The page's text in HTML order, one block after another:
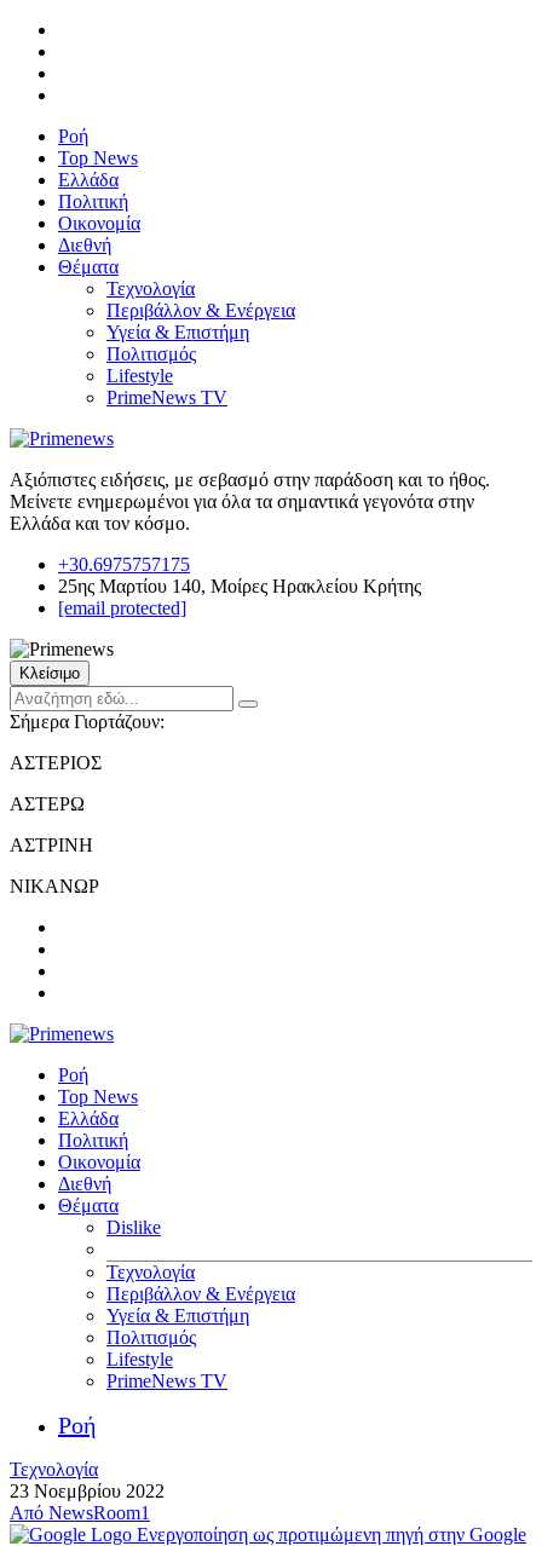
Ροή
Top News
Ελλάδα
Πολιτική
Οικονομία
Διεθνή
Θέματα
Τεχνολογία
Περιβάλλον & Ενέργεια
Υγεία & Επιστήμη
Πολιτισμός
Lifestyle
PrimeNews TV
Αξιόπιστες ειδήσεις, με σεβασμό στην παράδοση και το ήθος.
Μείνετε ενημερωμένοι για όλα τα σημαντικά γεγονότα στην
Ελλάδα και τον κόσμο.
+30.6975757175
25ης Μαρτίου 140, Μοίρες Ηρακλείου Κρήτης
[email protected]
Κλείσιμο
Σήμερα Γιορτάζουν:
ΑΣΤΕΡΙΟΣ
ΑΣΤΕΡΩ
ΑΣΤΡΙΝΗ
ΝΙΚΑΝΩΡ
Ροή
Top News
Ελλάδα
Πολιτική
Οικονομία
Διεθνή
Θέματα
Dislike
Τεχνολογία
Περιβάλλον & Ενέργεια
Υγεία & Επιστήμη
Πολιτισμός
Lifestyle
PrimeNews TV
Ροή
Τεχνολογία
23 Νοεμβρίου 2022
Από NewsRoom1
Ενεργοποίηση ως προτιμώμενη πηγή στην Google